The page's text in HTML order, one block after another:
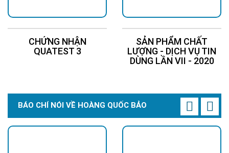
CHỨNG NHẬN
QUATEST 3
SẢN PHẨM CHẤT
LƯỢNG - DỊCH VỤ TIN
DÙNG LẦN VII - 2020
BÁO CHÍ NÓI VỀ HOÀNG QUỐC BẢO